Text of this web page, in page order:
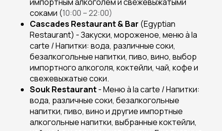
соками (10:00 – 22:00)
Cascades Restaurant&Bar (Egyptian
Restaurant) - Закуски, мороженое, меню à la
carte / Напитки: вода, различные соки,
безалкогольные напитки, пиво, вино, выбор
импортного алкоголя, коктейли, чай, кофе и
свежевыжатые соки.
SoukRestaurant- Меню à la carte / Напитки:
вода, различные соки, безалкогольные
напитки, пиво, вино и другие импортные
алкогольные напитки, выбранные коктейли,